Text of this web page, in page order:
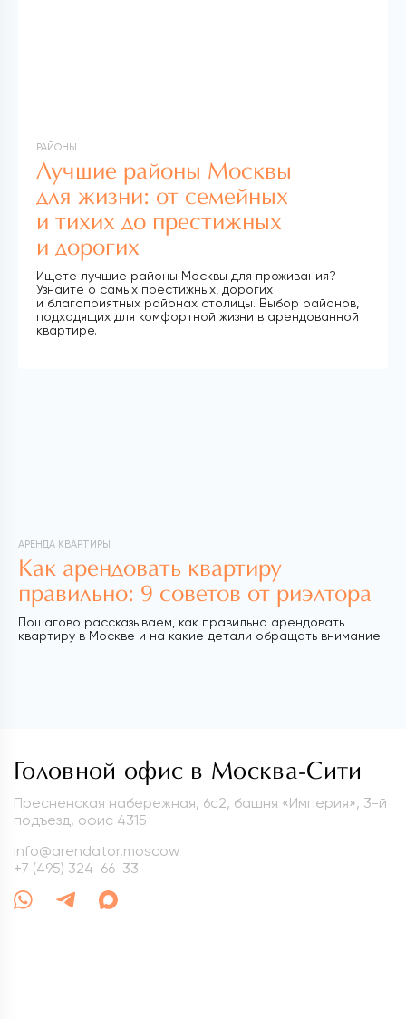
РАЙОНЫ
Лучшие районы Москвы
для жизни: от семейных
и тихих до престижных
и дорогих
Ищете лучшие районы Москвы для проживания?
Узнайте о самых престижных, дорогих
и благоприятных районах столицы. Выбор районов,
подходящих для комфортной жизни в арендованной
квартире.
АРЕНДА КВАРТИРЫ
Как арендовать квартиру
правильно: 9 советов от риэлтора
Пошагово рассказываем, как правильно арендовать
квартиру в Москве и на какие детали обращать внимание
Головной офис в Москва-Сити
Пресненская набережная, 6с2, башня «Империя», 3-й
подъезд, офис 4315
info@arendator.moscow
+7 (495) 324-66-33